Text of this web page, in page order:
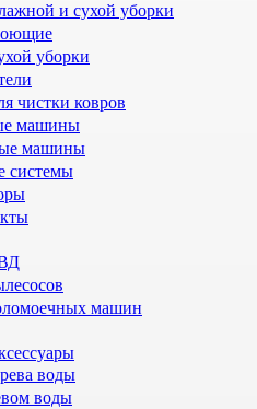
и сухой уборки
уборки
чистки ковров
машины
машины
системы
машин
воды
воды